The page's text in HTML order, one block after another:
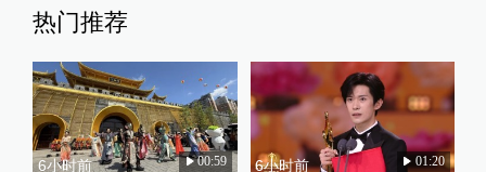
热门推荐
6小时前 00:59 6小时前 01:20